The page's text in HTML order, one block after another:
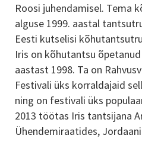
Roosi juhendamisel. Tema
alguse 1999. aastal
Eesti kutselisi
Iris on kõhutantsu
aastast 1998. Ta on
Festivali üks korraldajaid
ning on festivali üks
2013 töötas Iris tantsijana
Ühendemiraatides,